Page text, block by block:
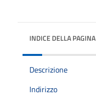
INDICE DELLA PAGINA
Descrizione
Indirizzo